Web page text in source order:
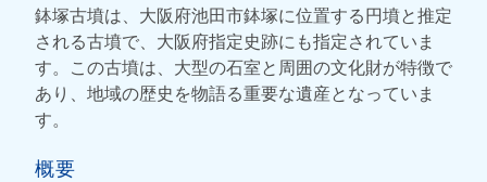
鉢塚古墳は、大阪府池田市鉢塚に位置する円墳と推定
される古墳で、大阪府指定史跡にも指定されていま
す。この古墳は、大型の石室と周囲の文化財が特徴で
あり、地域の歴史を物語る重要な遺産となっていま
す。
概要